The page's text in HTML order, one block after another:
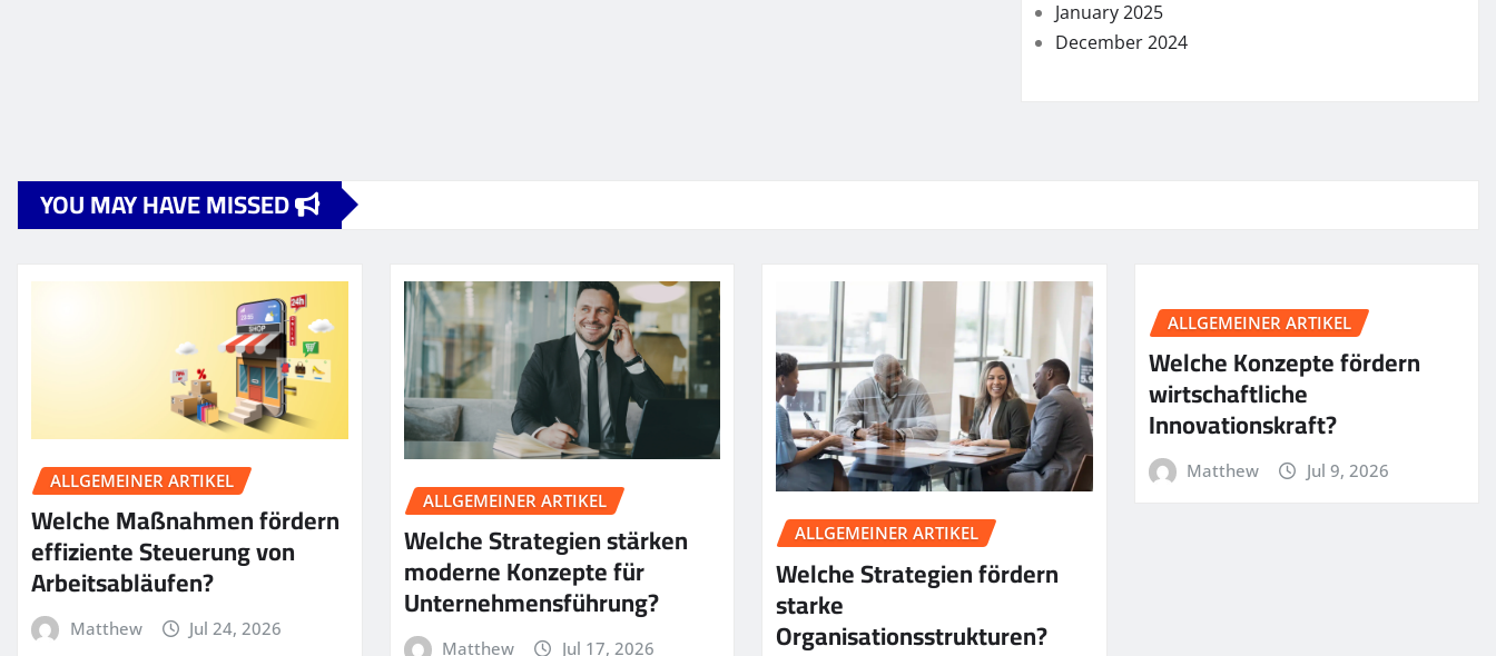
January 2025
December 2024
YOU MAY HAVE MISSED
ALLGEMEINER ARTIKEL
Welche Maßnahmen fördern
effiziente Steuerung von
Arbeitsabläufen?
Matthew Jul 24, 2026
ALLGEMEINER ARTIKEL
Welche Strategien stärken
moderne Konzepte für
Unternehmensführung?
Matthew Jul 17, 2026
ALLGEMEINER ARTIKEL
Welche Strategien fördern
starke
Organisationsstrukturen?
ALLGEMEINER ARTIKEL
Welche Konzepte fördern
wirtschaftliche
Innovationskraft?
Matthew Jul 9, 2026